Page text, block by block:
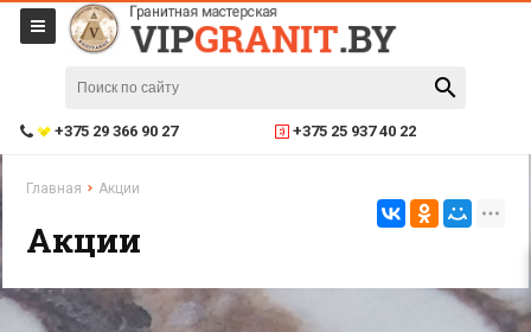
+375 29 366 90 27 +375 25 937 40 22
Главная Акции
Акции